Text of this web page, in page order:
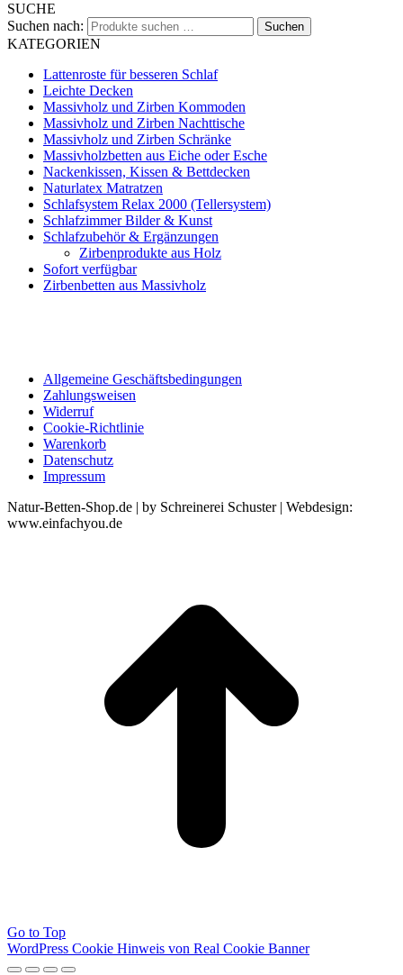
SUCHE
Suchen nach:
Suchen
KATEGORIEN
Lattenroste für besseren Schlaf
Leichte Decken
Massivholz und Zirben Kommoden
Massivholz und Zirben Nachttische
Massivholz und Zirben Schränke
Massivholzbetten aus Eiche oder Esche
Nackenkissen, Kissen & Bettdecken
Naturlatex Matratzen
Schlafsystem Relax 2000 (Tellersystem)
Schlafzimmer Bilder & Kunst
Schlafzubehör & Ergänzungen
Zirbenprodukte aus Holz
Sofort verfügbar
Zirbenbetten aus Massivholz
Allgemeine Geschäftsbedingungen
Zahlungsweisen
Widerruf
Cookie-Richtlinie
Warenkorb
Datenschutz
Impressum
Natur-Betten-Shop.de | by Schreinerei Schuster | Webdesign:
www.einfachyou.de
Go to Top
WordPress Cookie Hinweis von Real Cookie Banner